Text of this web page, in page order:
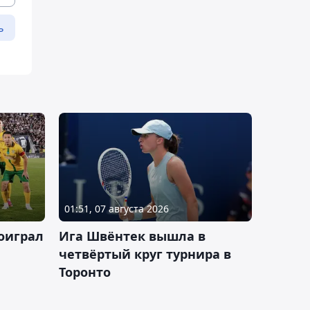
01:51, 07 августа 2026
Ига Швёнтек вышла в
четвёртый круг турнира в
Торонто